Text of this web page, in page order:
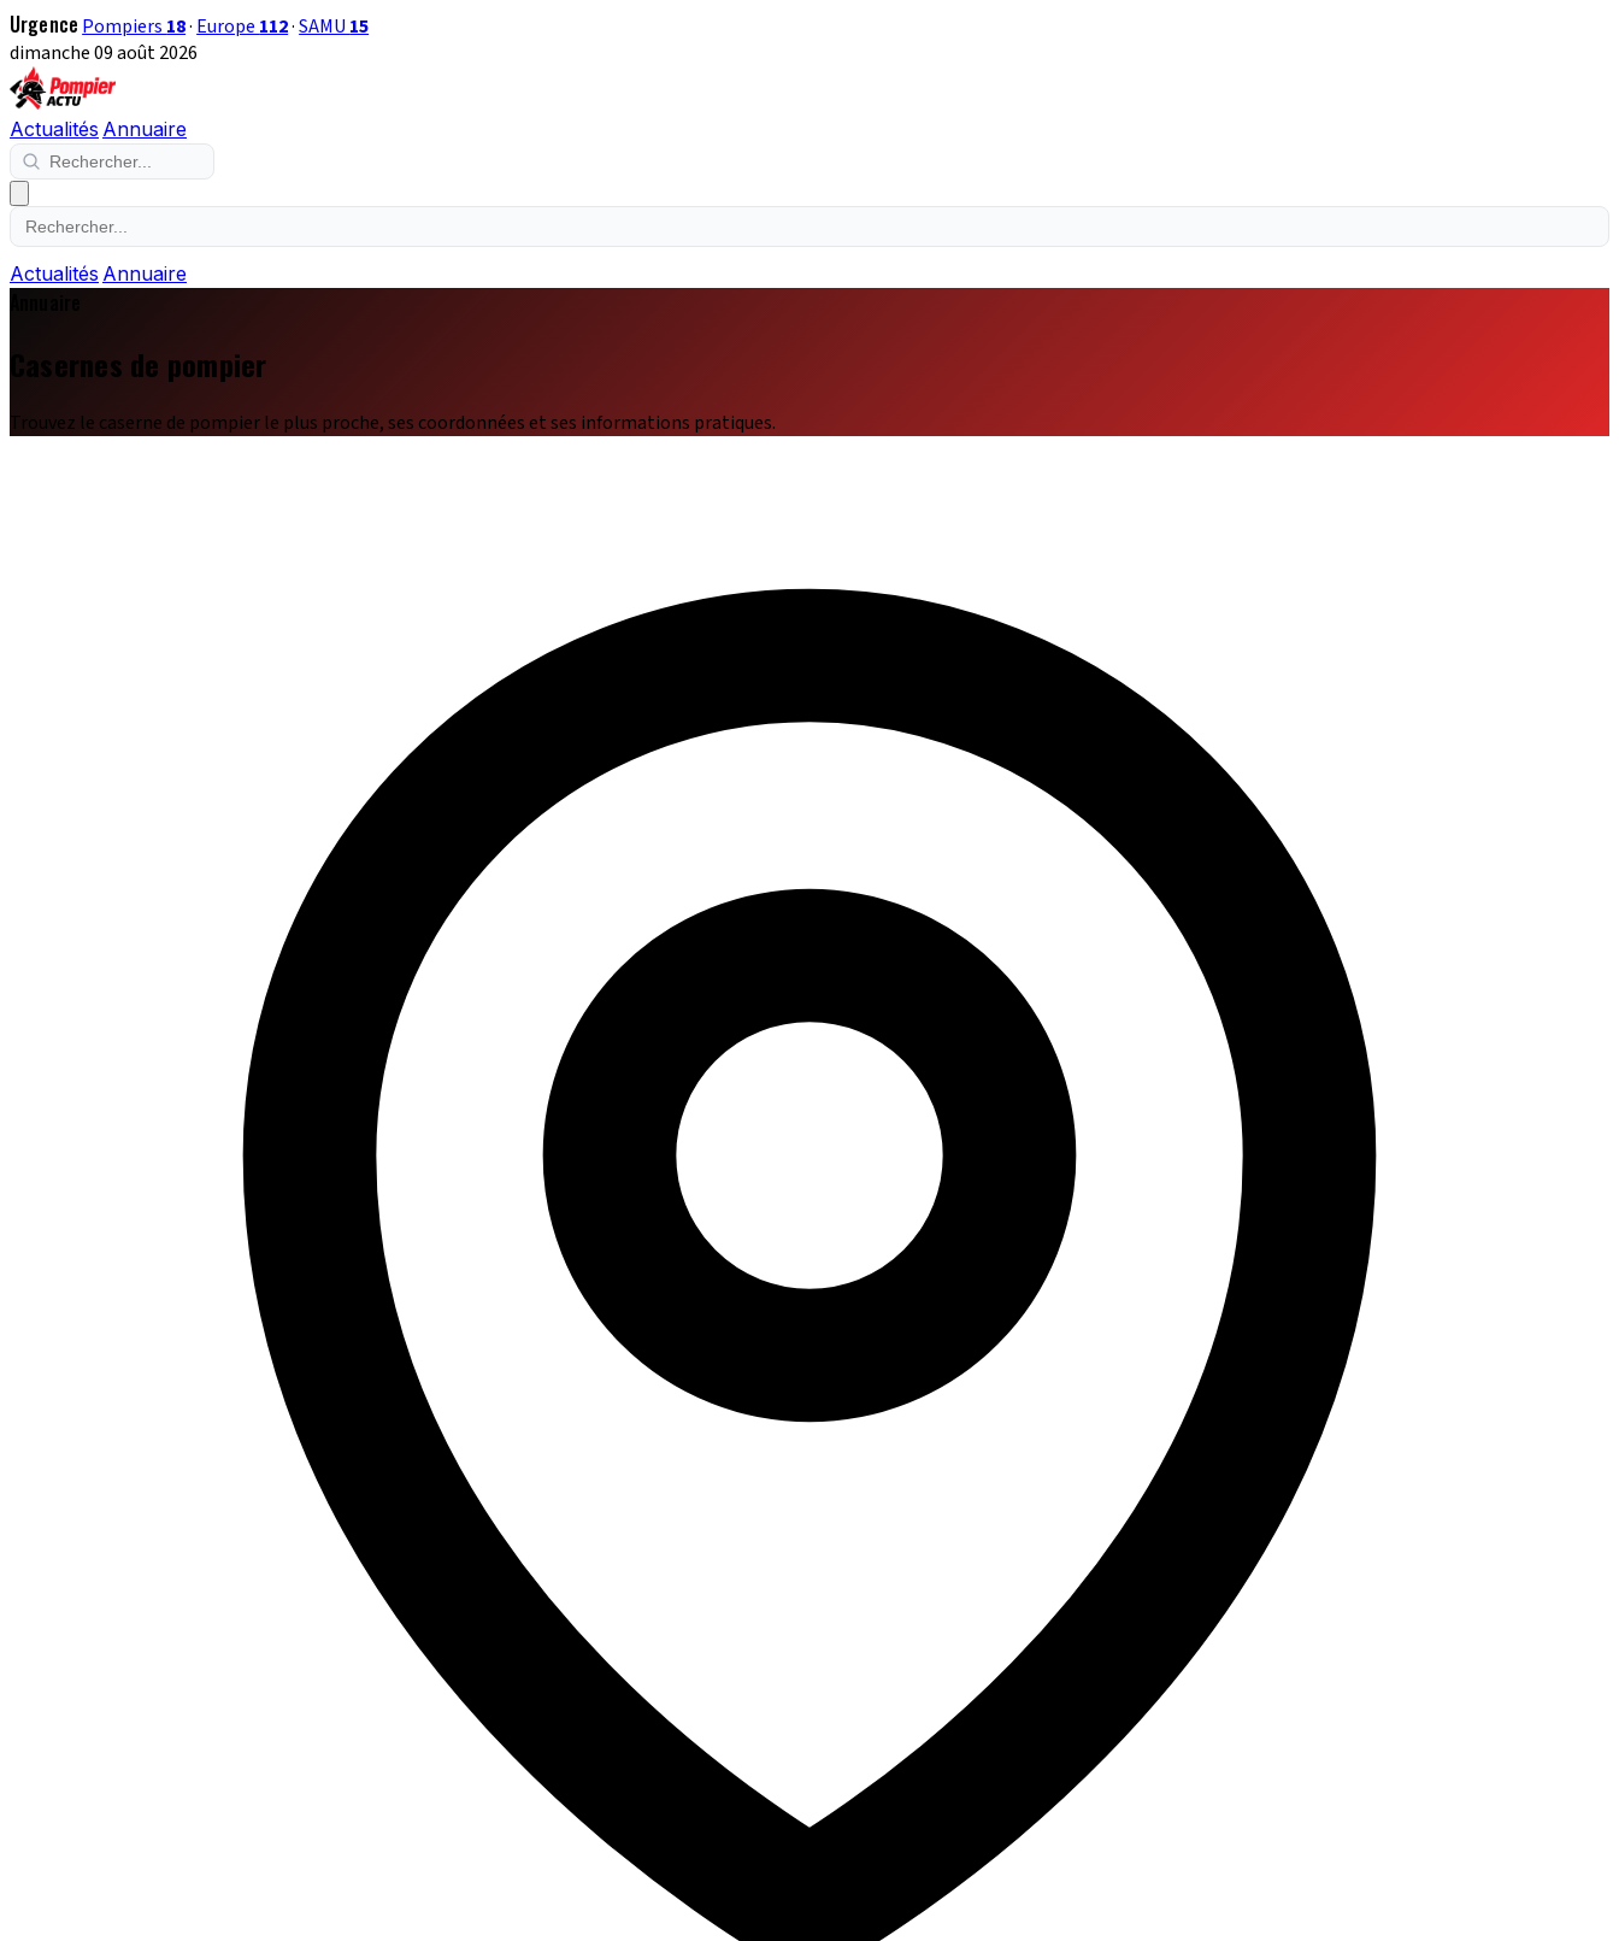
Urgence Pompiers 18· Europe 112·SAMU 15
dimanche 09 août 2026
Actualités Annuaire
Actualités Annuaire
Casernes de pompier
Trouvez le caserne de pompier le plus proche, ses coordonnées et ses informations pratiques.